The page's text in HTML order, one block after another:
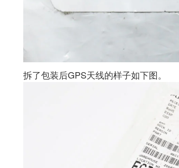
拆了包装后GPS天线的样子如下图。